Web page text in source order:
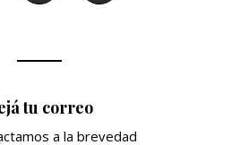
tu correo
a la brevedad